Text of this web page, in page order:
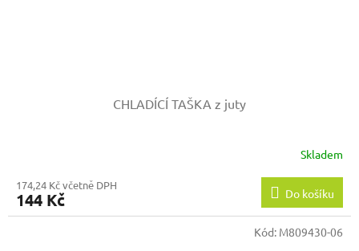
CHLADÍCÍ TAŠKA z juty
Skladem
174,24 Kč včetně DPH
144 Kč Do košíku
Kód: M809430-06